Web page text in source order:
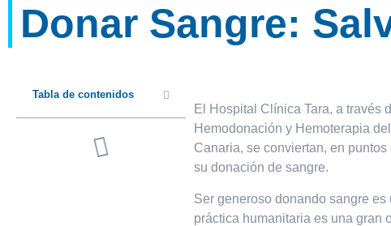
Donar Sangre:
Tabla de contenidos
El Hospital Clínica Tara, a través
Hemodonación y Hemoterapia
Canaria, se conviertan, en
su donación de sangre.
Ser generoso donando sangre
práctica humanitaria es una gran